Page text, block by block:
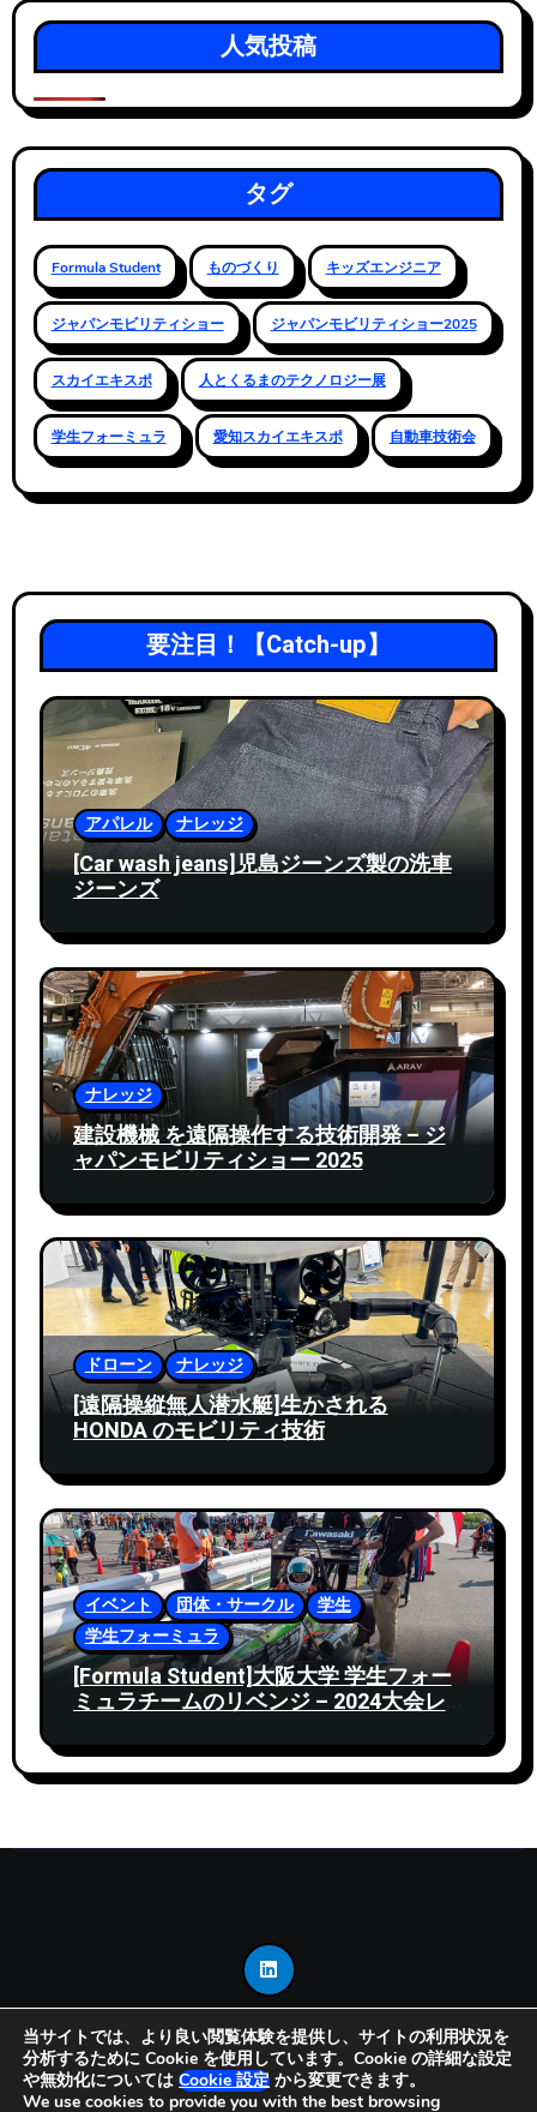
人気投稿
タグ
Formula Student ものづくり キッズエンジニア
ジャパンモビリティショー ジャパンモビリティショー2025
スカイエキスポ 人とくるまのテクノロジー展
学生フォーミュラ 愛知スカイエキスポ 自動車技術会
要注目！【Catch-up】
アパレル ナレッジ
[Car wash jeans]児島ジーンズ製の洗車
ジーンズ
ナレッジ
建設機械 を遠隔操作する技術開発 – ジ
ャパンモビリティショー 2025
ドローン ナレッジ
[遠隔操縦無人潜水艇]生かされる
HONDA のモビリティ技術
イベント 団体・サークル
学生
学生フォーミュラ
[Formula Student]大阪大学 学生フォー
ミュラチームのリベンジ – 2024大会レ
Copyright © 2025 Mono-Think All rights reserved|
BlogarisebyThemeansar。
当サイトでは、より良い閲覧体験を提供し、サイトの利用状況を
分析するために Cookie を使用しています。Cookie の詳細な設定
や無効化については Cookie 設定 から変更できます。
We use cookies to provide you with the best browsing